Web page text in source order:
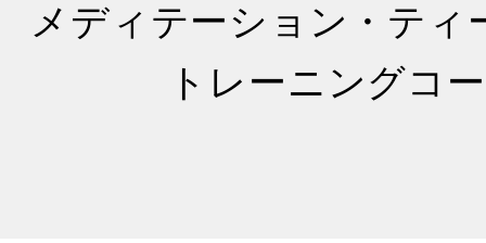
メディテーション・ティ
トレーニングコ